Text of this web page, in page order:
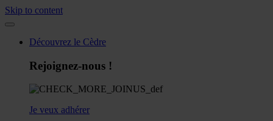
Skip to content
Découvrez le Cèdre
Rejoignez-nous !
Je veux adhérer